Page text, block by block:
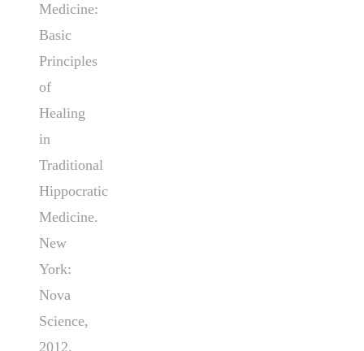
Medicine:
Basic
Principles
of
Healing
in
Traditional
Hippocratic
Medicine.
New
York:
Nova
Science,
2012.